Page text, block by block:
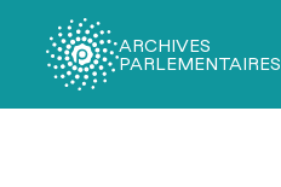
ARCHIVES
PARLEMENTAIRES